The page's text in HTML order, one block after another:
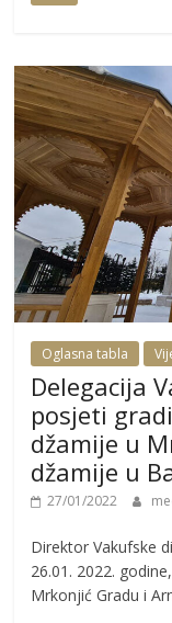
Oglasna tabla
Delegacija
posjeti
džamije u
džamije u
27/01/2022
Direktor Vakufske
26.01. 2022.
Mrkonjić Gradu i